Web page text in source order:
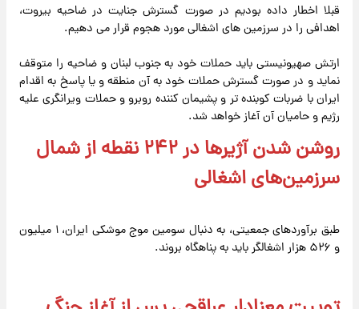
قبلا اخطار داده بودیم در صورت گسترش جنایت در ضاحیه بیروت،
اهدافی را در سرزمین های اشغالی مورد هجوم قرار می دهیم.
ارتش صهیونیستی باید حملات خود به جنوب لبنان و ضاحیه را متوقف
نماید و در صورت گسترش حملات خود به آن منطقه و یا پاسخ به اقدام
ایران با ضربات کوبنده تر و پشیمان کننده روبرو و حملات ویرانگری علیه
رژیم و حامیان آن آغاز خواهد شد.
روشن شدن آژیرها در ۲۴۲ نقطه از شمال
سرزمین‌های اشغالی
طبق برآوردهای جمعیتی، به دنبال سومین موج موشکی ایران، ۱ میلیون
و ۵۲۶ هزار اشغالگر باید به پناهگاه بروند.